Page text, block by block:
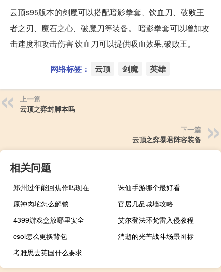
云顶s95版本的剑魔可以搭配暗影拳套、饮血刀、破败王
者之刃、魔石之心、破魔刀等装备。 暗影拳套可以增加攻
击速度和攻击伤害,饮血刀可以提供吸血效果,破败王。
网络标签： 云顶 剑魔 英雄
上一篇
云顶之弈封脚本吗
下一篇
云顶之弈暴君阵容装备
相关问题
郑州过年能回焦作吗现在
诛仙手游哪个最好看
原神肉坨怎么解锁
官居几品城墙攻略
4399游戏盒放哪里安全
艾尔登法环梵雷入侵教程
csol怎么更换背包
消逝的光芒战斗场景图标
考雅思去英国什么要求